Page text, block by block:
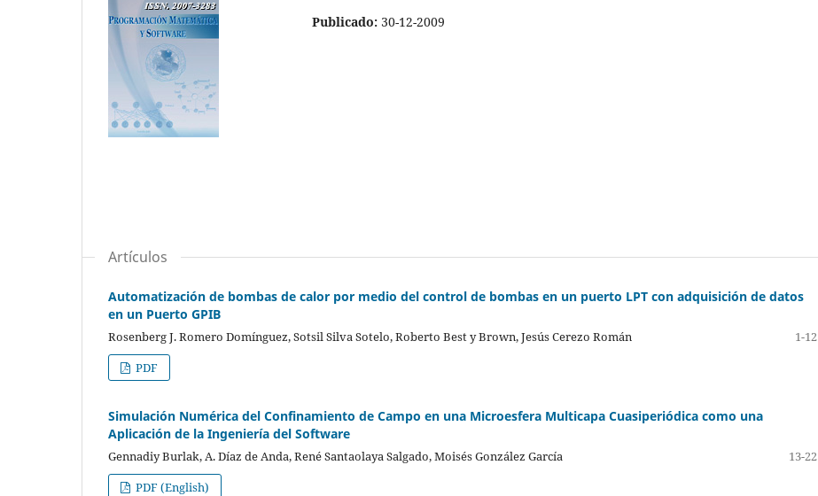
Publicado: 30-12-2009
Artículos
Automatización de bombas de calor por medio del control de bombas en un puerto LPT con adquisición de datos
en un Puerto GPIB
Rosenberg J. Romero Domínguez, Sotsil Silva Sotelo, Roberto Best y Brown, Jesús Cerezo Román
1-12
PDF
Simulación Numérica del Confinamiento de Campo en una Microesfera Multicapa Cuasiperiódica como una
Aplicación de la Ingeniería del Software
Gennadiy Burlak, A. Díaz de Anda, René Santaolaya Salgado, Moisés González García
13-22
PDF (English)